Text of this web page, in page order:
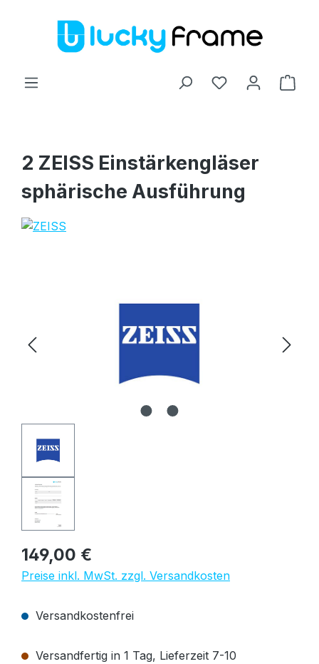
Zum Hauptinhalt springen
2 ZEISS Einstärkengläser
sphärische Ausführung
Regulärer Preis:
149,00 €
Preise inkl. MwSt. zzgl. Versandkosten
Versandkostenfrei
Versandfertig in 1 Tag, Lieferzeit 7-10